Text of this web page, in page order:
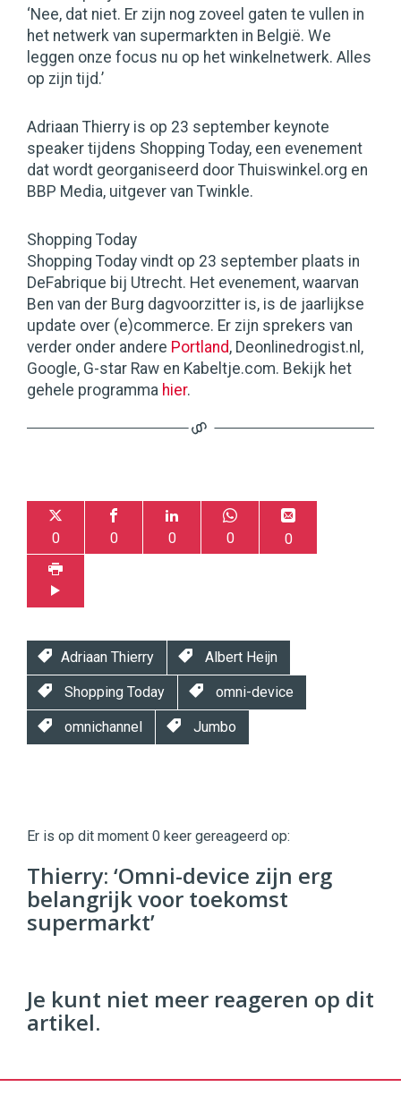
‘Nee, dat niet. Er zijn nog zoveel gaten te vullen in
het netwerk van supermarkten in België. We
leggen onze focus nu op het winkelnetwerk. Alles
op zijn tijd.’
Adriaan Thierry is op 23 september keynote
speaker tijdens Shopping Today, een evenement
dat wordt georganiseerd door Thuiswinkel.org en
BBP Media, uitgever van Twinkle.
Shopping Today
Shopping Today vindt op 23 september plaats in
DeFabrique bij Utrecht. Het evenement, waarvan
Ben van der Burg dagvoorzitter is, is de jaarlijkse
update over (e)commerce. Er zijn sprekers van
verder onder andere Portland, Deonlinedrogist.nl,
Google, G-star Raw en Kabeltje.com. Bekijk het
gehele programma hier.
0 0 0 0 0
Adriaan Thierry Albert Heijn
Shopping Today omni-device
omnichannel Jumbo
|
Digital
Commerce https://twinklemagazine.nl
9654
Er is op dit moment 0 keer gereageerd op:
Thierry: ‘Omni-device zijn erg
belangrijk voor toekomst
supermarkt’
Je kunt niet meer reageren op dit
artikel.